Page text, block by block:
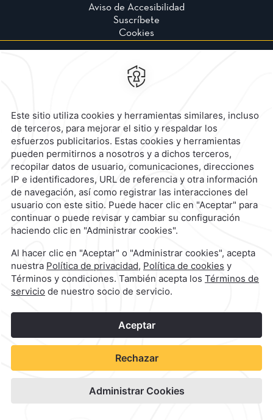
Aviso de Accesibilidad
Suscríbete
Cookies
Calzada General Mariano
Escobedo 700, Anzures,
Reservaciones|800 901 2300
contacto@caminoreal.com
reservaciones@caminoreal.com
©2026 Grupo Camino Real
1